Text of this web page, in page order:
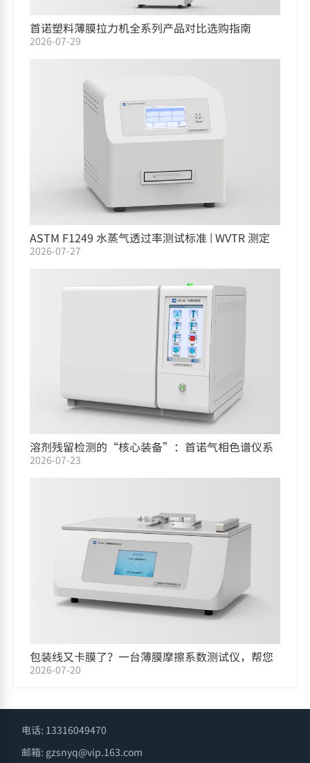
首诺塑料薄膜拉力机全系列产品对比选购指南
2026-07-29
ASTM F1249 水蒸气透过率测试标准 | WVTR 测定
仪选型指南
2026-07-27
溶剂残留检测的“核心装备”：首诺气相色谱仪系
列
2026-07-23
包装线又卡膜了？一台薄膜摩擦系数测试仪，帮您
把原因找出来
2026-07-20
电话: 13316049470
邮箱: gzsnyq@vip.163.com